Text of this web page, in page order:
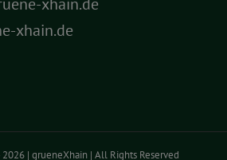
xhain.de
2026 | grueneXhain | All Rights Reserved